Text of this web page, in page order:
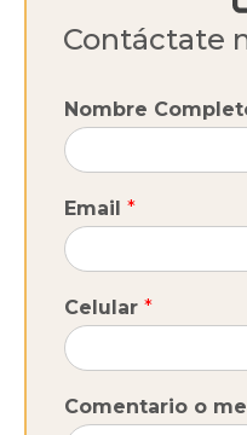
Contáctate
Nombre
Email *
Celular *
Comentario o